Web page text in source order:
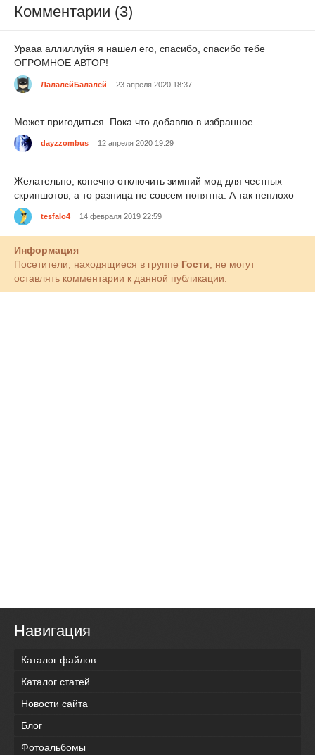
Комментарии (3)
Урааа аллиллуйя я нашел его, спасибо, спасибо тебе
ОГРОМНОЕ АВТОР!
ЛалалейБалалей 23 апреля 2020 18:37
Может пригодиться. Пока что добавлю в избранное.
dayzzombus 12 апреля 2020 19:29
Желательно, конечно отключить зимний мод для честных
скриншотов, а то разница не совсем понятна. А так неплохо
tesfalo4 14 февраля 2019 22:59
Информация
Посетители, находящиеся в группе Гости , не могут
оставлять комментарии к данной публикации.
Навигация
Каталог файлов
Каталог статей
Новости сайта
Блог
Фотоальбомы